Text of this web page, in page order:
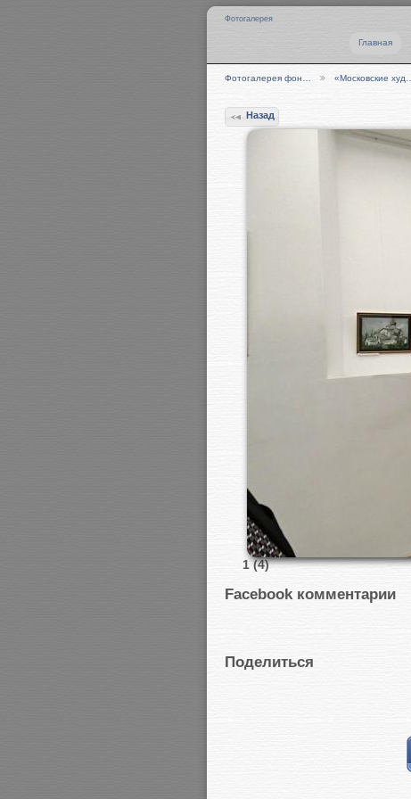
Фотогалерея
Главная
Фотогалерея фон… «Московские худ…
Назад
1 (4)
Facebook комментарии
Поделиться